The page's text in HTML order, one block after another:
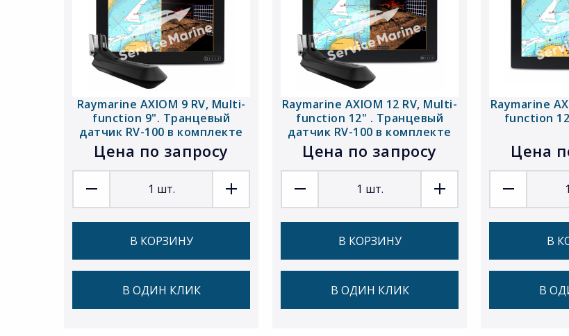
Raymarine AXIOM 9 RV, Multi-
function 9". Транцевый
датчик RV-100 в комплекте
Цена по запросу
1 шт.
В КОРЗИНУ
В ОДИН КЛИК
Raymarine AXIOM 12 RV, Multi-
function 12" . Транцевый
датчик RV-100 в комплекте
Цена по запросу
1 шт.
В КОРЗИНУ
В ОДИН КЛИК
Raymarine
function
Цена
1
В
В